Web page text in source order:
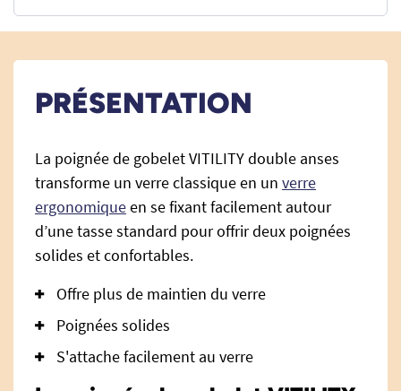
PRÉSENTATION
La poignée de gobelet VITILITY double anses
transforme un verre classique en un verre
ergonomiqueen se fixant facilement autour
d’une tasse standard pour offrir deux poignées
solides et confortables.
Offre plus de maintien du verre
Poignées solides
S'attache facilement au verre